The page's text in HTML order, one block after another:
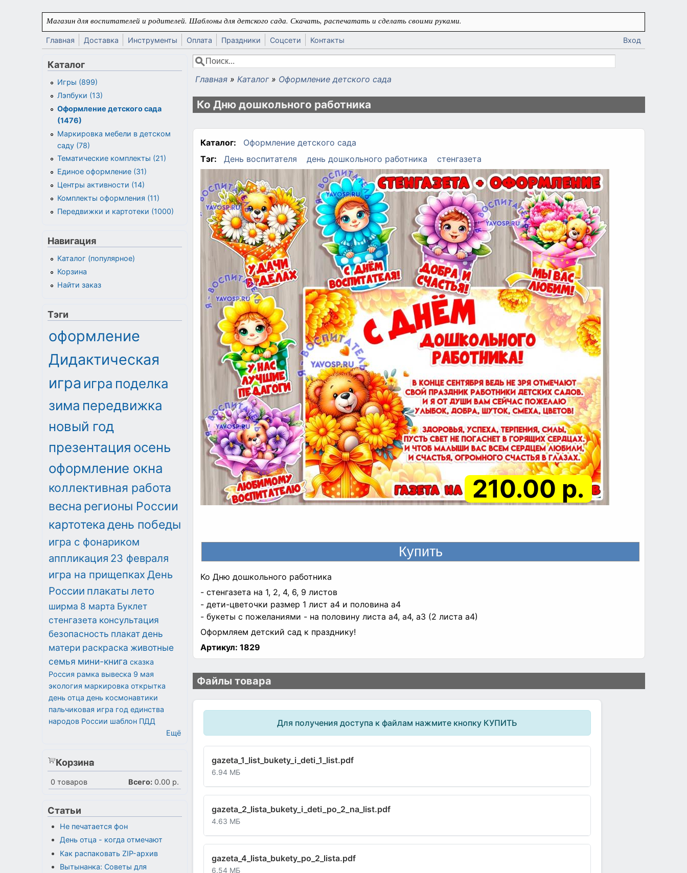
Перейти к основному содержанию
Магазин для воспитателей и родителей. Шаблоны для детского сада. Скачать, распечатать и сделать своими руками.
Главная Доставка Инструменты Оплата Праздники Соцсети Контакты Вход
Форма поиска
Поиск
Вы здесь
Главная » Каталог » Оформление детского сада
Ко Дню дошкольного работника
Каталог:
Оформление детского сада
Тэг:
День воспитателя день дошкольного работника стенгазета
210.00 р.
Ко Дню дошкольного работника
- стенгазета на 1, 2, 4, 6, 9 листов
- дети-цветочки размер 1 лист а4 и половина а4
- букеты с пожеланиями - на половину листа а4, а4, а3 (2 листа а4)
Оформляем детский сад к празднику!
Артикул: 1829
Файлы товара
Для получения доступа к файлам нажмите кнопку КУПИТЬ
gazeta_1_list_bukety_i_deti_1_list.pdf
6.94 МБ
gazeta_2_lista_bukety_i_deti_po_2_na_list.pdf
4.63 МБ
gazeta_4_lista_bukety_po_2_lista.pdf
6.54 МБ
Каталог
Игры (899)
Лэпбуки (13)
Оформление детского сада
(1476)
Маркировка мебели в детском
саду (78)
Тематические комплекты (21)
Единое оформление (31)
Центры активности (14)
Комплекты оформления (11)
Передвижки и картотеки (1000)
Навигация
Каталог (популярное)
Корзина
Найти заказ
Тэги
оформление
Дидактическая
игра игра поделка
зима передвижка
новый год
презентация осень
оформление окна
коллективная работа
весна регионы России
картотекадень победы
игра с фонариком
аппликация 23 февраля
игра на прищепках День
России плакаты лето
ширма 8 марта Буклет
стенгазета консультация
безопасность плакатдень
матери раскраска животные
семья мини-книга сказка
Россия рамка вывеска 9 мая
экология маркировка открытка
день отца день космонавтики
пальчиковая игра год единства
народов России шаблон ПДД
Ещё
Корзина
0 товаров Всего: 0.00 р.
Статьи
Не печатается фон
День отца - когда отмечают
Как распаковать ZIP-архив
Вытынанка: Советы для